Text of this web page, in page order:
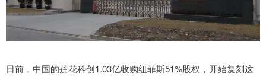
日前，中国的莲花科创1.03亿收购纽菲斯51%股权，开始复刻这